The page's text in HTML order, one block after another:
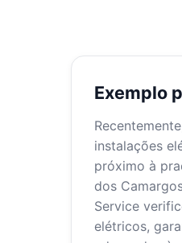
Exemplo
instalações
próximo à
dos
Service
elétricos,